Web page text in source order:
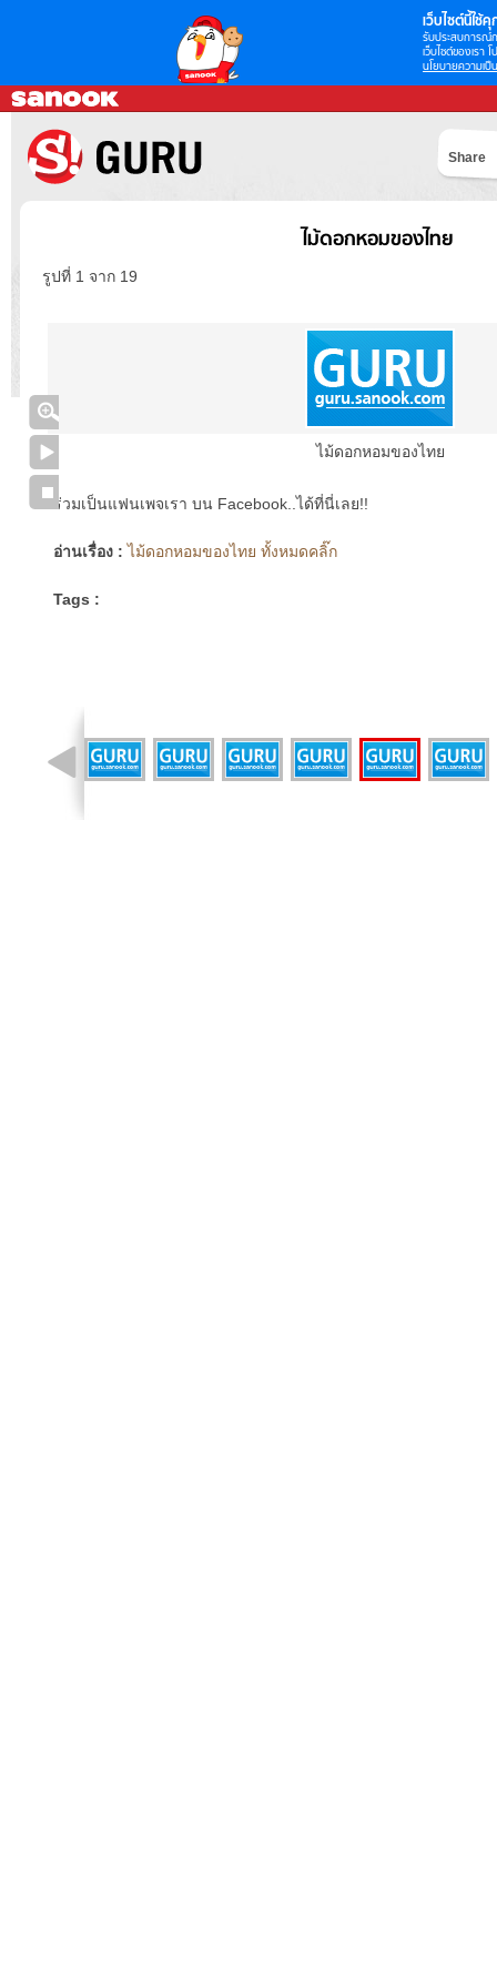
เว็บไซต์นี้ใช้คุ
รับประสบการณ์
เว็บไซต์ของเรา
นโยบายความเป็
Share
ไม้ดอกหอมของไทย
รูปที่ 1 จาก 19
ไม้ดอกหอมของไทย
ร่วมเป็นแฟนเพจเรา บน Facebook..ได้ที่นี่เลย!!
อ่านเรื่อง : ไม้ดอกหอมของไทย ทั้งหมดคลิ๊ก
Tags :